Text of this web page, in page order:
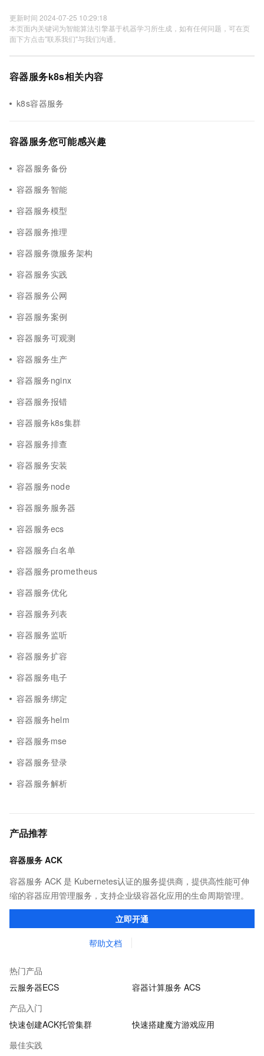
更新时间 2024-07-25 10:29:18
本页面内关键词为智能算法引擎基于机器学习所生成，如有任何问题，可在页
面下方点击"联系我们"与我们沟通。
容器服务k8s相关内容
k8s容器服务
容器服务您可能感兴趣
容器服务备份
容器服务智能
容器服务模型
容器服务推理
容器服务微服务架构
容器服务实践
容器服务公网
容器服务案例
容器服务可观测
容器服务生产
容器服务nginx
容器服务报错
容器服务k8s集群
容器服务排查
容器服务安装
容器服务node
容器服务服务器
容器服务ecs
容器服务白名单
容器服务prometheus
容器服务优化
容器服务列表
容器服务监听
容器服务扩容
容器服务电子
容器服务绑定
容器服务helm
容器服务mse
容器服务登录
容器服务解析
产品推荐
容器服务 ACK
容器服务 ACK 是 Kubernetes认证的服务提供商，提供高性能可伸
缩的容器应用管理服务，支持企业级容器化应用的生命周期管理。
立即开通
帮助文档
热门产品
云服务器ECS
容器计算服务 ACS
产品入门
快速创建ACK托管集群
快速搭建魔方游戏应用
最佳实践